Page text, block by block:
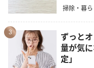
掃除・暮ら
3
ずっと
量が気
定」